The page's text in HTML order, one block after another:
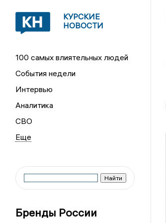
КУРСКИЕ
НОВОСТИ
100 самых влиятельных людей
События недели
Интервью
Аналитика
СВО
Бренды России